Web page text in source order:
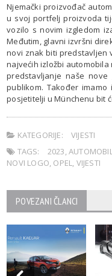
Njemački proizvođač
u svoj portfelj proizvoda
vozilo s novim izgledom
Međutim, glavni izvršni
novi znak biti predstavljen
najvećih izložbi
predstavljanje naše nove
publikom. Također
posjetitelji u Münchenu bit
KATEGORIJE:
VIJESTI
TAGS:
2023,
NOVI LOGO, OPEL, VIJESTI
POVEZANI ČLANCI